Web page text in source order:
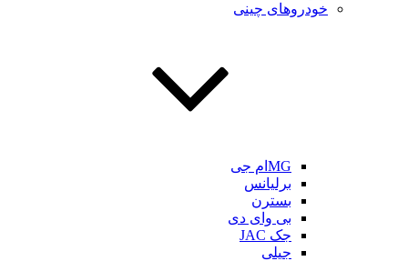
خودروهای چینی
MGام جی
برلیانس
بسترن
بی وای دی
جک JAC
جیلی